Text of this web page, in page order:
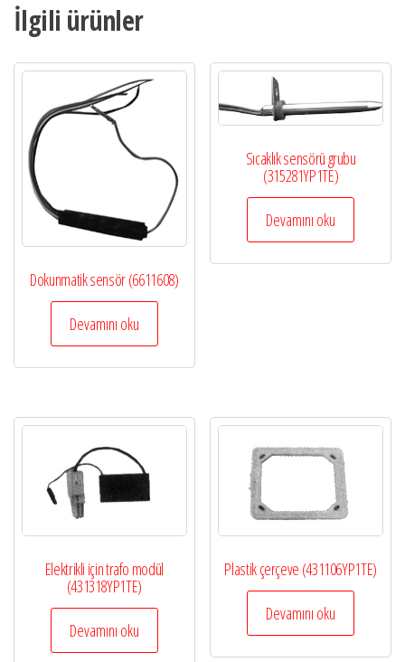
İlgili ürünler
Dokunmatik sensör (6611608)
Devamını oku
Sıcaklık sensörü grubu
(315281YP1TE)
Devamını oku
Elektrikli için trafo modül
(431318YP1TE)
Devamını oku
Plastik çerçeve (431106YP1TE)
Devamını oku